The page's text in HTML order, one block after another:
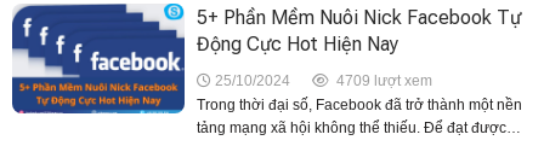
5+ Phần Mềm Nuôi Nick Facebook Tự
Động Cực Hot Hiện Nay
25/10/2024
4709 lượt xem
Trong thời đại số, Facebook đã trở thành một nền
tảng mạng xã hội không thể thiếu. Để đạt được